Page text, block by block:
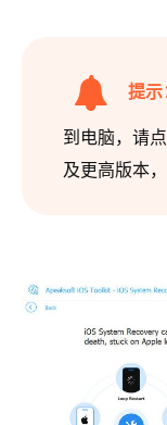
提示
到电脑，请
及更高版本